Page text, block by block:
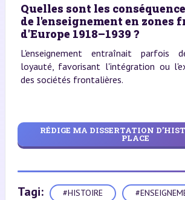
Quelles sont les
de l'enseignement en zones
d'Europe 1918–1939 ?
L'enseignement entraînait parfois
loyauté, favorisant l'intégration ou
des sociétés frontalières.
RÉDIGE MA DISSERTATION
PLACE
Tagi: #HISTOIRE